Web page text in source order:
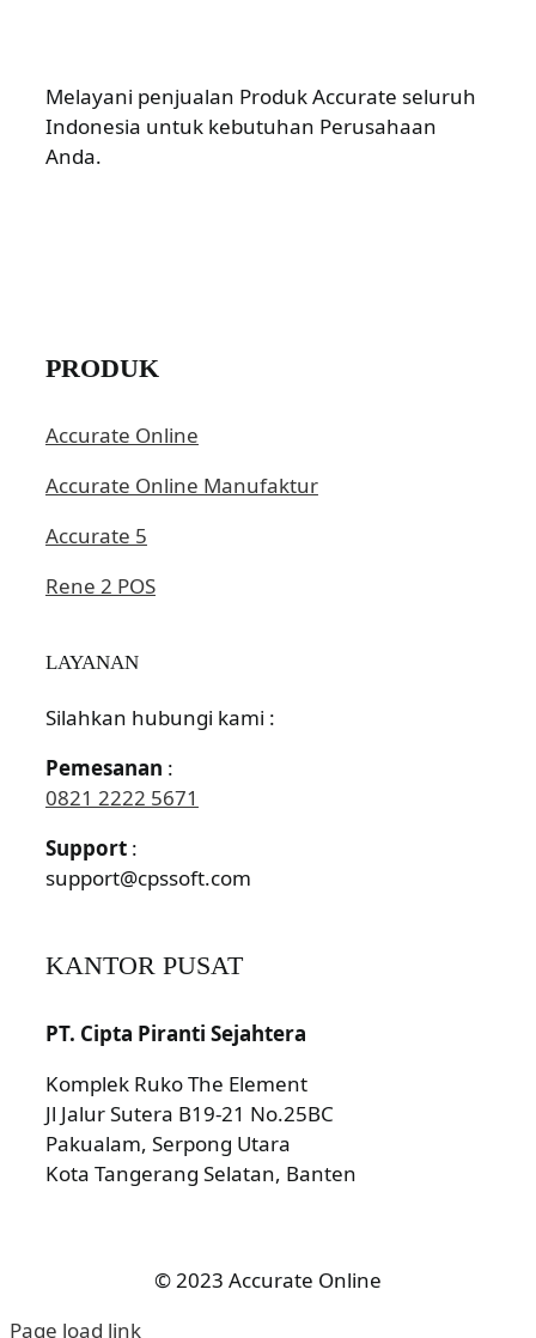
Melayani penjualan Produk Accurate seluruh
Indonesia untuk kebutuhan Perusahaan
Anda.
PRODUK
Accurate Online
Accurate Online Manufaktur
Accurate 5
Rene 2 POS
LAYANAN
Silahkan hubungi kami :
Pemesanan :
0821 2222 5671
Support:
support@cpssoft.com
KANTOR PUSAT
PT. Cipta Piranti Sejahtera
Komplek Ruko The Element
Jl Jalur Sutera B19-21 No.25BC
Pakualam, Serpong Utara
Kota Tangerang Selatan, Banten
© 2023 Accurate Online
Page load link